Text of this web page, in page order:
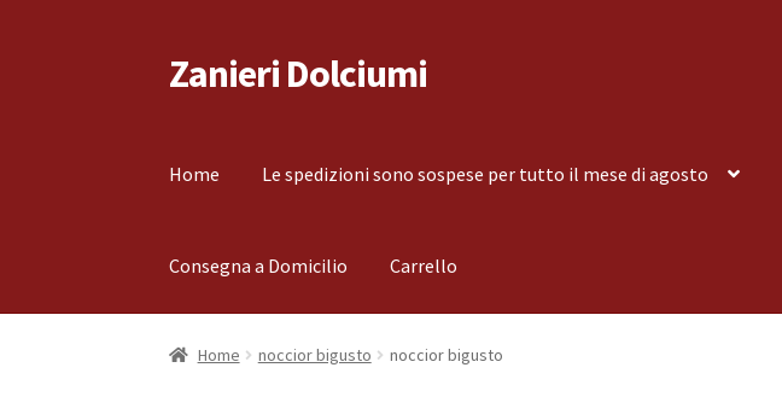
Vai
alla
Vai
al
Zanieri Dolciumi
Home Le spedizioni sono sospese per tutto il mese di agosto
Consegna a Domicilio Carrello
Home Cassa Condizioni di vendita
Home noccior bigusto noccior bigusto